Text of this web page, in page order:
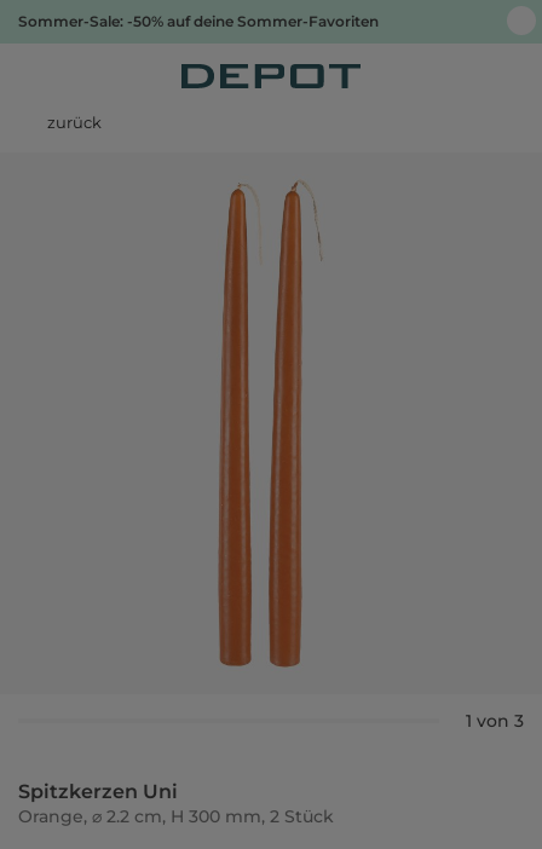
Sommer-Sale: -50% auf deine Sommer-Favoriten
zurück
1 von 3
Spitzkerzen Uni
Orange, ⌀ 2.2 cm, H 300 mm, 2 Stück